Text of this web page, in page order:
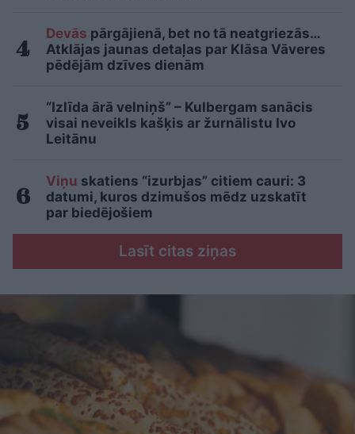
Devās pārgājienā, bet no tā neatgriezās…
Atklājas jaunas detaļas par Klāsa Vāveres
pēdējām dzīves dienām
“Izlīda ārā velniņš” – Kulbergam sanācis
visai neveikls kašķis ar žurnālistu Ivo
Leitānu
Viņu skatiens “izurbjas” citiem cauri: 3
datumi, kuros dzimušos mēdz uzskatīt
par biedējošiem
Lasīt citas ziņas